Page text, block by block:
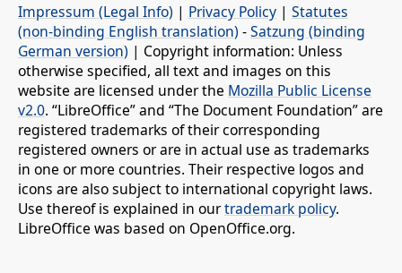
Impressum (Legal Info) | Privacy Policy | Statutes
(non-binding English translation) -Satzung (binding
German version) | Copyright information: Unless
otherwise specified, all text and images on this
website are licensed under the Mozilla Public License
v2.0. “LibreOffice” and “The Document Foundation” are
registered trademarks of their corresponding
registered owners or are in actual use as trademarks
in one or more countries. Their respective logos and
icons are also subject to international copyright laws.
Use thereof is explained in ourtrademark policy.
LibreOffice was based on OpenOffice.org.